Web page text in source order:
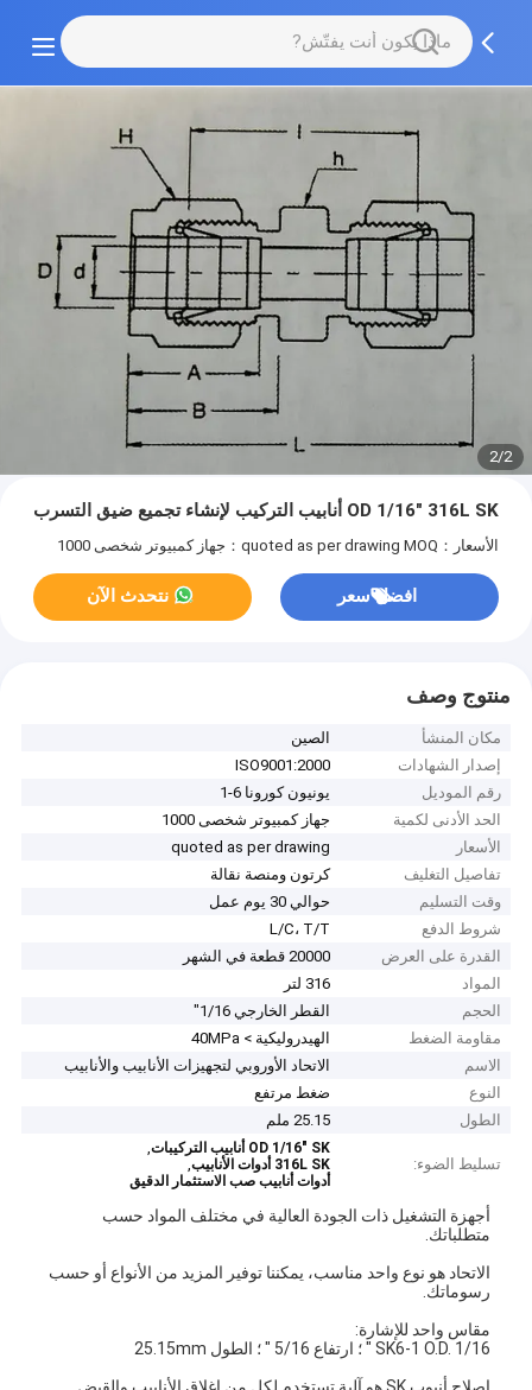
2/2
OD 1/16" 316L SK أنابيب التركيب لإنشاء تجميع ضيق التسرب
الأسعار：quoted as per drawing MOQ：جهاز كمبيوتر شخصى 1000
افضل سعر نتحدث الآن
منتوج وصف
مكان المنشأ
الصين
إصدار الشهادات
ISO9001:2000
رقم الموديل
يونيون كورونا 6-1
الحد الأدنى لكمية
جهاز كمبيوتر شخصى 1000
الأسعار
quoted as per drawing
تفاصيل التغليف
كرتون ومنصة نقالة
وقت التسليم
حوالي 30 يوم عمل
شروط الدفع
L/C، T/T
القدرة على العرض
20000 قطعة في الشهر
المواد
316 لتر
الحجم
القطر الخارجي 1/16"
مقاومة الضغط
الهيدروليكية > 40MPa
الاسم
الاتحاد الأوروبي لتجهيزات الأنابيب والأنابيب
النوع
ضغط مرتفع
الطول
25.15 ملم
تسليط الضوء:
OD 1/16" SK أنابيب التركيبات ,
316L SK أدوات الأنابيب ,
أدوات أنابيب صب الاستثمار الدقيق
أجهزة التشغيل ذات الجودة العالية في مختلف المواد حسب
متطلباتك.
الاتحاد هو نوع واحد مناسب، يمكننا توفير المزيد من الأنواع أو حسب
رسوماتك.
مقاس واحد للإشارة:
SK6-1 O.D. 1/16 " ؛ ارتفاع 5/16 " ؛ الطول 25.15mm